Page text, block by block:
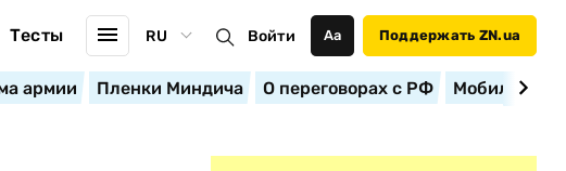
Тесты RU Войти Аа Поддержать ZN.ua
армии Пленки Миндича О переговорах с РФ